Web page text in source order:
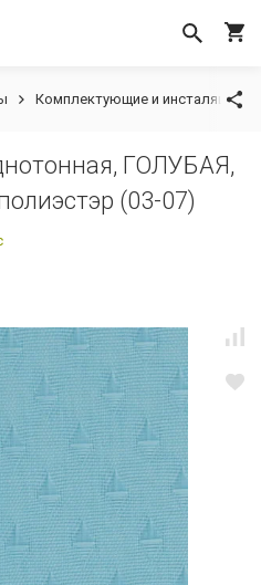
Комплектующие и инсталяции
ГОЛУБАЯ,
(03-07)